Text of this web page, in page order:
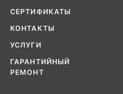
СЕРТИФИКАТЫ
КОНТАКТЫ
УСЛУГИ
ГАРАНТИЙНЫЙ
РЕМОНТ